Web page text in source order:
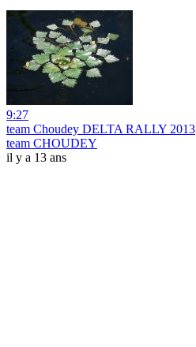
9:27
team Choudey DELTA RALLY 2013
team CHOUDEY
il y a 13 ans